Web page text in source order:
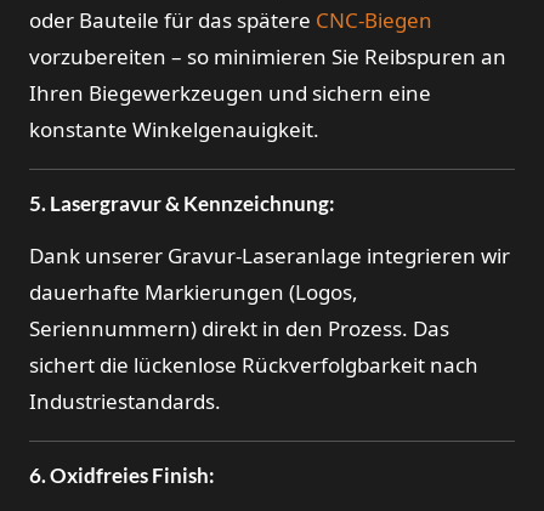
oder Bauteile für das spätere CNC-Biegen
vorzubereiten – so minimieren Sie Reibspuren an
Ihren Biegewerkzeugen und sichern eine
konstante Winkelgenauigkeit.
5. Lasergravur & Kennzeichnung:
Dank unserer Gravur-Laseranlage integrieren wir
dauerhafte Markierungen (Logos,
Seriennummern) direkt in den Prozess. Das
sichert die lückenlose Rückverfolgbarkeit nach
Industriestandards.
6. Oxidfreies Finish: